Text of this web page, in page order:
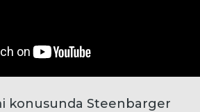
konusunda Steenbarger